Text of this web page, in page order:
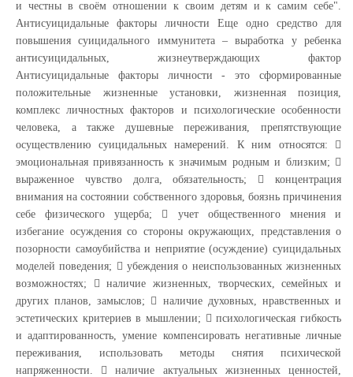
и честны в своём отношении к своим детям и к самим себе".
Антисуицидальные факторы личности Еще одно средство для
повышения суицидального иммунитета – выработка у ребенка
антисуицидальных, жизнеутверждающих фактор
Антисуицидальные факторы личности - это сформированные
положительные жизненные установки, жизненная позиция,
комплекс личностных факторов и психологические особенности
человека, а также душевные переживания, препятствующие
осуществлению суицидальных намерений. К ним относятся: 
эмоциональная привязанность к значимым родным и близким; 
выраженное чувство долга, обязательность;  концентрация
внимания на состоянии собственного здоровья, боязнь причинения
себе физического ущерба;  учет общественного мнения и
избегание осуждения со стороны окружающих, представления о
позорности самоубийства и неприятие (осуждение) суицидальных
моделей поведения;  убеждения о неиспользованных жизненных
возможностях;  наличие жизненных, творческих, семейных и
других планов, замыслов;  наличие духовных, нравственных и
эстетических критериев в мышлении;  психологическая гибкость
и адаптированность, умение компенсировать негативные личные
переживания, использовать методы снятия психической
напряженности.  наличие актуальных жизненных ценностей,